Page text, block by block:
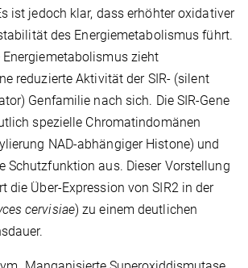
ist jedoch klar, dass erhöhter oxidativer
des Energiemetabolismus führt.
zieht
reduzierte Aktivität der SIR- (silent
Genfamilie nach sich. Die SIR-Gene
spezielle Chromatindomänen
NAD-abhängiger Histone) und
Schutzfunktion aus. Dieser Vorstellung
die Über-Expression von SIR2 in der
cervisiae) zu einem deutlichen